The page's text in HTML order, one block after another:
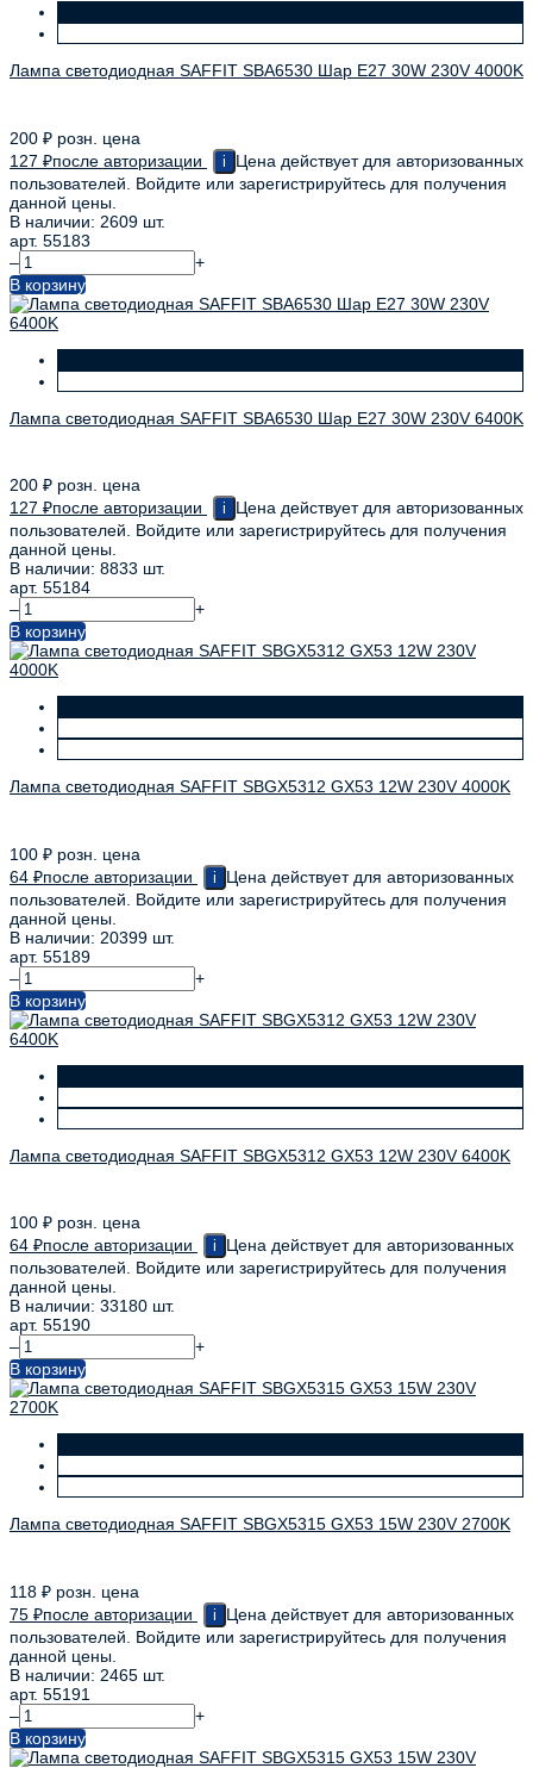
Лампа светодиодная SAFFIT SBA6530 Шар E27 30W 230V 4000K
200 ₽ розн. цена
127 ₽после авторизации i
Цена действует для авторизованных
пользователей. Войдите или зарегистрируйтесь для получения
данной цены.
В наличии: 2609 шт.
арт. 55183
–
+
В корзину
Лампа светодиодная SAFFIT SBA6530 Шар E27 30W 230V 6400K
200 ₽ розн. цена
127 ₽после авторизации i
Цена действует для авторизованных
пользователей. Войдите или зарегистрируйтесь для получения
данной цены.
В наличии: 8833 шт.
арт. 55184
–
+
В корзину
Лампа светодиодная SAFFIT SBGX5312 GX53 12W 230V 4000K
100 ₽ розн. цена
64 ₽после авторизации i
Цена действует для авторизованных
пользователей. Войдите или зарегистрируйтесь для получения
данной цены.
В наличии: 20399 шт.
арт. 55189
–
+
В корзину
Лампа светодиодная SAFFIT SBGX5312 GX53 12W 230V 6400K
100 ₽ розн. цена
64 ₽после авторизации i
Цена действует для авторизованных
пользователей. Войдите или зарегистрируйтесь для получения
данной цены.
В наличии: 33180 шт.
арт. 55190
–
+
В корзину
Лампа светодиодная SAFFIT SBGX5315 GX53 15W 230V 2700K
118 ₽ розн. цена
75 ₽после авторизации i
Цена действует для авторизованных
пользователей. Войдите или зарегистрируйтесь для получения
данной цены.
В наличии: 2465 шт.
арт. 55191
–
+
В корзину